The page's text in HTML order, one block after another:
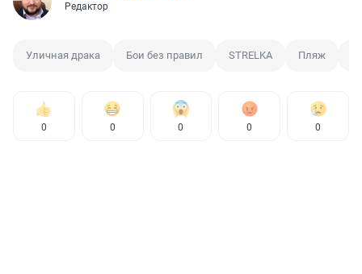
Редактор
Уличная драка Бои без правил STRELKA Пляж
0 0 0 0 0